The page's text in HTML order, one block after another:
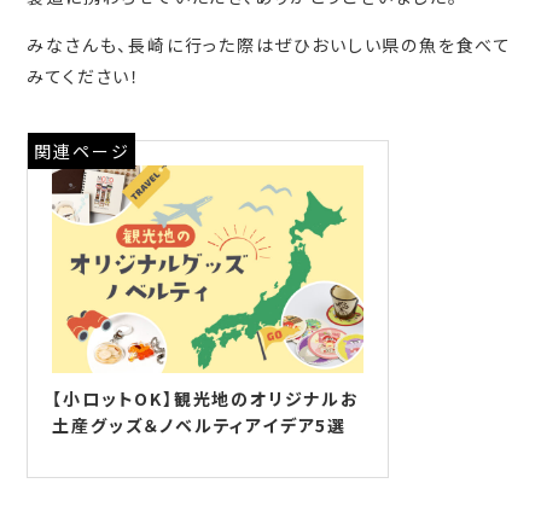
みなさんも、長崎に行った際はぜひおいしい県の魚を食べて
みてください！
関連ページ
【小ロットOK】観光地のオリジナルお
土産グッズ＆ノベルティアイデア5選